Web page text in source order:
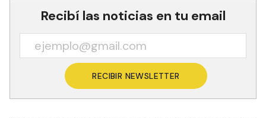
Recibí las noticias en tu email
RECIBIR NEWSLETTER